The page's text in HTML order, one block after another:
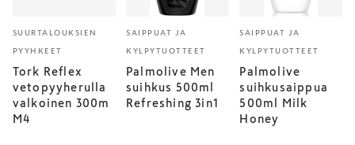
SUURTALOUKSIEN
PYYHKEET
Tork Reflex
vetopyyherulla
valkoinen 300m
M4
SAIPPUAT JA
KYLPYTUOTTEET
Palmolive Men
suihkus 500ml
Refreshing 3in1
SAIPPUAT JA
KYLPYTUOTTEET
Palmolive
suihkusaippua
500ml Milk
Honey